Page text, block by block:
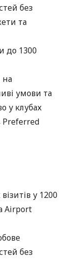
без
та
до 1300
на
умови та
у клубах
Preferred
у 1200
Airport
без